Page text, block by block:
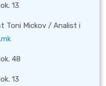
13
Toni Mickov / Analist i
48
13